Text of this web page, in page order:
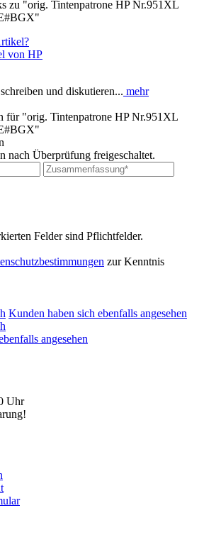
zu "orig. Tintenpatrone HP Nr.951XL
von HP
und diskutieren... mehr
für "orig. Tintenpatrone HP Nr.951XL
nach Überprüfung freigeschaltet.
Felder sind Pflichtfelder.
zur Kenntnis
Kunden haben sich ebenfalls angesehen
angesehen
Uhr